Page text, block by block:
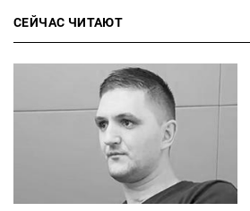
СЕЙЧАС ЧИТАЮТ